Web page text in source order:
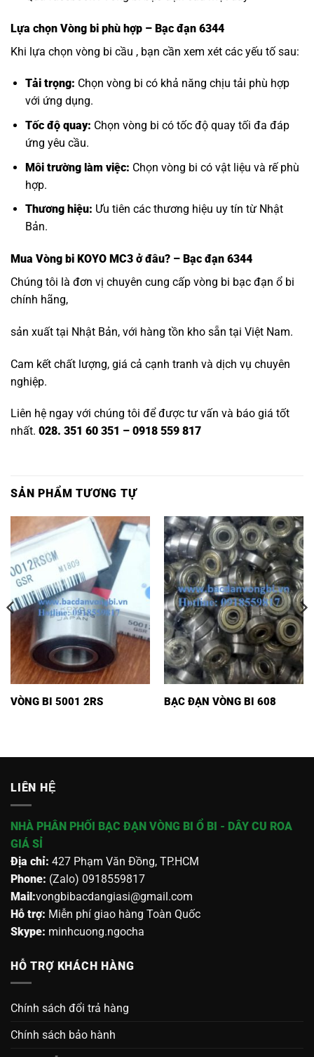
Lựa chọn Vòng bi phù hợp – Bạc đạn 6344
Khi lựa chọn vòng bi cầu , bạn cần xem xét các yếu tố sau:
Tải trọng: Chọn vòng bi có khả năng chịu tải phù hợp
với ứng dụng.
Tốc độ quay: Chọn vòng bi có tốc độ quay tối đa đáp
ứng yêu cầu.
Môi trường làm việc: Chọn vòng bi có vật liệu và rế phù
hợp.
Thương hiệu: Ưu tiên các thương hiệu uy tín từ Nhật
Bản.
Mua Vòng bi KOYO MC3 ở đâu? – Bạc đạn 6344
Chúng tôi là đơn vị chuyên cung cấp vòng bi bạc đạn ổ bi
chính hãng,
sản xuất tại Nhật Bản, với hàng tồn kho sẵn tại Việt Nam.
Cam kết chất lượng, giá cả cạnh tranh và dịch vụ chuyên
nghiệp.
Liên hệ ngay với chúng tôi để được tư vấn và báo giá tốt
nhất. 028. 351 60 351 – 0918 559 817
SẢN PHẨM TƯƠNG TỰ
VÒNG BI 5001 2RS BẠC ĐẠN VÒNG BI 608
LIÊN HỆ
NHÀ PHÂN PHỐI BẠC ĐẠN VÒNG BI Ổ BI - DÂY CU ROA
GIÁ SỈ
Địa chỉ: 427 Phạm Văn Đồng, TP.HCM
Phone: (Zalo) 0918559817
Mail:vongbibacdangiasi@gmail.com
Hỗ trợ: Miễn phí giao hàng Toàn Quốc
Skype: minhcuong.ngocha
HỖ TRỢ KHÁCH HÀNG
Chính sách đổi trả hàng
Chính sách bảo hành